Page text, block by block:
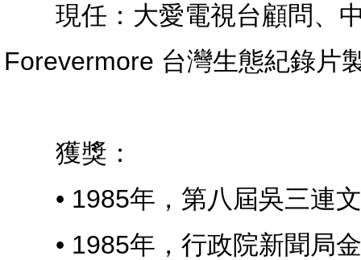
現任：大愛電視台顧問、中
Forevermore 台灣生態紀錄片
獲獎：
• 1985年，第八屆吳三連文
• 1985年，行政院新聞局金